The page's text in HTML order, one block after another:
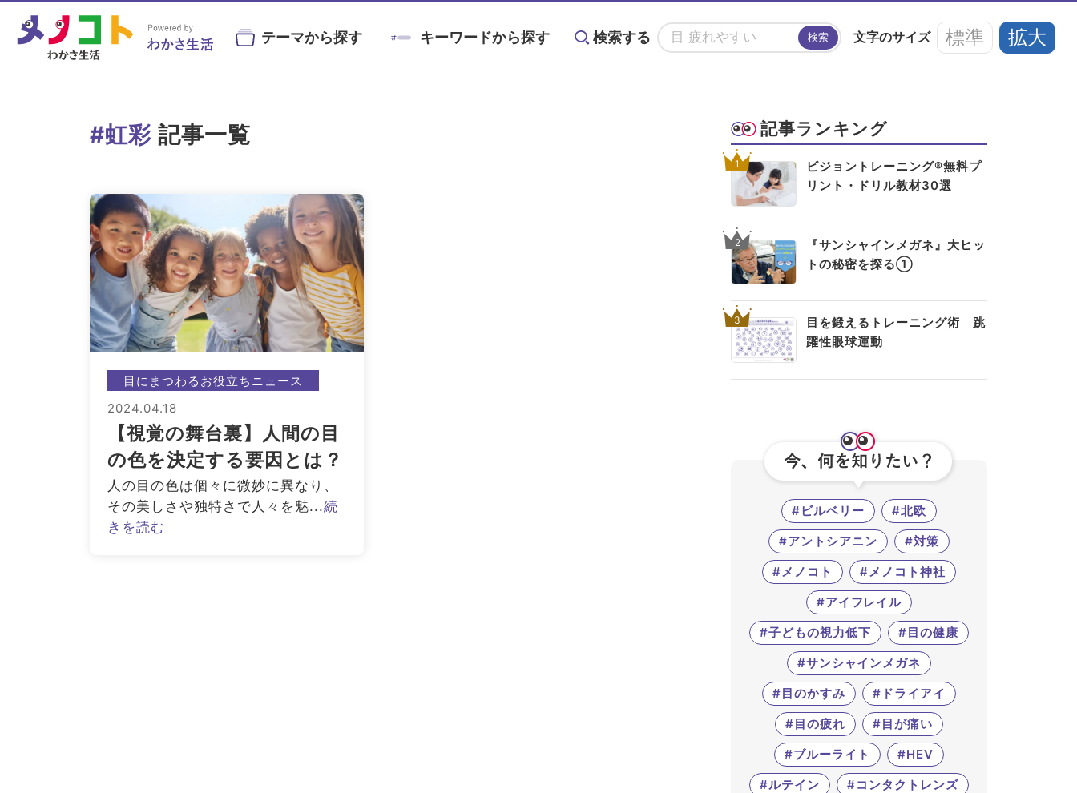
テーマから探す キーワードから探す 検索する 検索 文字のサイズ 標準 拡大
目の症状や病気と
予防・治療法
お役立ちニュース
目を鍛える
トレーニング術
アイメイク・
#ビルベリー #北欧 #アイフレイル #子どもの視力低下
#目が痛い #ブルーライト #HEV #ルテイン
#コンタクトレンズ #ビジョントレーニング #メガネ
#虹彩記事一覧
目にまつわるお役立ちニュース
2024.04.18
【視覚の舞台裏】人間の目
の色を決定する要因とは？
人の目の色は個々に微妙に異なり、
その美しさや独特さで人々を魅...続
きを読む
記事ランキング
1
ビジョントレーニング®無料プ
リント・ドリル教材30選
2
『サンシャインメガネ』大ヒッ
トの秘密を探る①
3
目を鍛えるトレーニング術 跳
躍性眼球運動
#ビルベリー
#北欧
#アントシアニン
#対策
#メノコト
#メノコト神社
#アイフレイル
#子どもの視力低下
#目の健康
#サンシャインメガネ
#目のかすみ
#ドライアイ
#目の疲れ
#目が痛い
#ブルーライト
#HEV
#ルテイン
#コンタクトレンズ